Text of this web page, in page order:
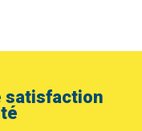
satisfaction